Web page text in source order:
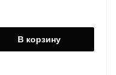
В корзину